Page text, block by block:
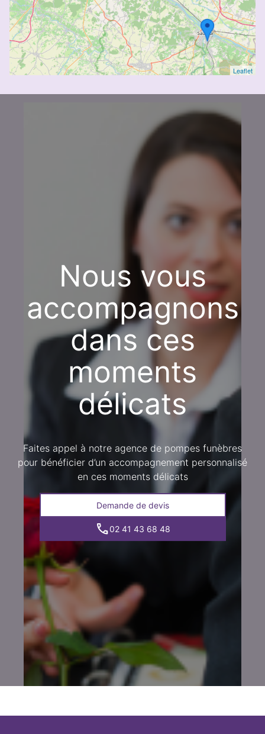
Leaflet
Nous vous
accompagnons
dans ces
moments
délicats
Faites appel à notre agence de pompes funèbres
pour bénéficier d’un accompagnement personnalisé
en ces moments délicats
Demande de devis
02 41 43 68 48